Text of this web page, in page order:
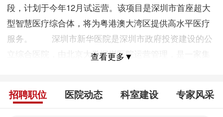
段，计划于今年12月试运营。该项目是深圳市首座超大
型智慧医疗综合体，将为粤港澳大湾区提供高水平医疗
服务。 深圳市新华医院是深圳市政府投资建设的公
立综合医院，由北京大学深圳医院运营管理，是一家集
铁4号线红山站西侧，占地面积5.7万平方米，总建筑面
查看更多▼
招聘职位 医院动态 科室建设 专家风采